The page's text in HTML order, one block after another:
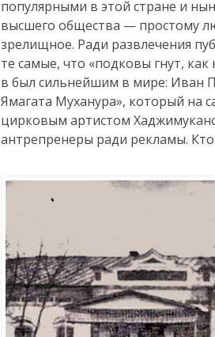
популярными в этой стране и
высшего общества — простому
зрелищное. Ради развлечения
те самые, что «подковы гнут,
в был сильнейшим в мире: Иван
Ямагата Муханура», который на
цирковым артистом
антрепренеры ради рекламы.